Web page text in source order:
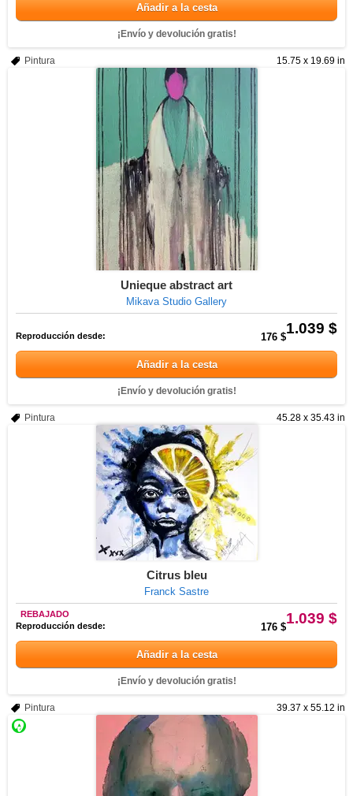
Añadir a la cesta
¡Envío y devolución gratis!
15.75 x 19.69 in
Pintura
Unieque abstract art
Mikava Studio Gallery
1.039 $
Reproducción desde: 176 $
Añadir a la cesta
¡Envío y devolución gratis!
45.28 x 35.43 in
Pintura
Citrus bleu
Franck Sastre
1.039 $
REBAJADO
Reproducción desde:
176 $
Añadir a la cesta
¡Envío y devolución gratis!
39.37 x 55.12 in
Pintura